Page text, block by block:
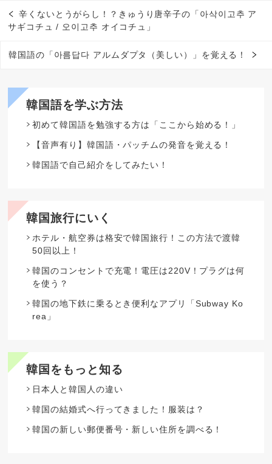
辛くないとうがらし！？きゅうり唐辛子の「아삭이고추 ア
サギコチュ / 오이고추 オイコチュ」
韓国語の「아름답다 アルムダプタ（美しい）」を覚える！
韓国語を学ぶ方法
初めて韓国語を勉強する方は「ここから始める！」
【音声有り】韓国語・パッチムの発音を覚える！
韓国語で自己紹介をしてみたい！
韓国旅行にいく
ホテル・航空券は格安で韓国旅行！この方法で渡韓
50回以上！
韓国のコンセントで充電！電圧は220V！プラグは何
を使う？
韓国の地下鉄に乗るとき便利なアプリ「Subway Ko
rea」
韓国をもっと知る
日本人と韓国人の違い
韓国の結婚式へ行ってきました！服装は？
韓国の新しい郵便番号・新しい住所を調べる！